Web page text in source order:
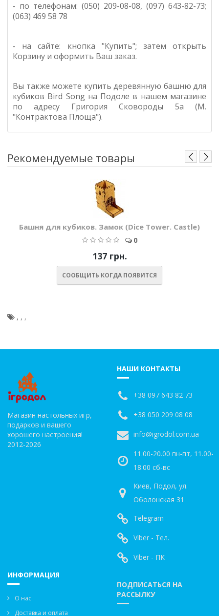
- по телефонам: (050) 209-08-08, (097) 643-82-73;
(063) 469 58 78
- на сайте: кнопка "Купить"; затем открыть
Корзину и оформить Ваш заказ.
Вы также можете купить деревянную башню для
кубиков Bird Song на Подоле в нашем магазине
по адресу Григория Сковороды 5а (М.
"Контрактова Площа").
Рекомендуемые товары
Башня для кубиков. Замок (Dice Tower. Castle)
0
137 грн.
СООБЩИТЬ КОГДА ПОЯВИТСЯ
, , ,
Магазин настольных игр,
подарков и вашего
хорошего настроения!
2012-2026
НАШИ КОНТАКТЫ
+38 097 643 82 73
+38 050 209 08 08
info@igrodol.com.ua
11.00-20.00 пн-пт, 11.00-
18.00 сб-вс
Киев, Подол, ул.
Оболонская 31
Telegram
Viber - Тел.
Viber - ПК
ИНФОРМАЦИЯ
О нас
Доставка и оплата
ПОДПИСАТЬСЯ НА
РАССЫЛКУ